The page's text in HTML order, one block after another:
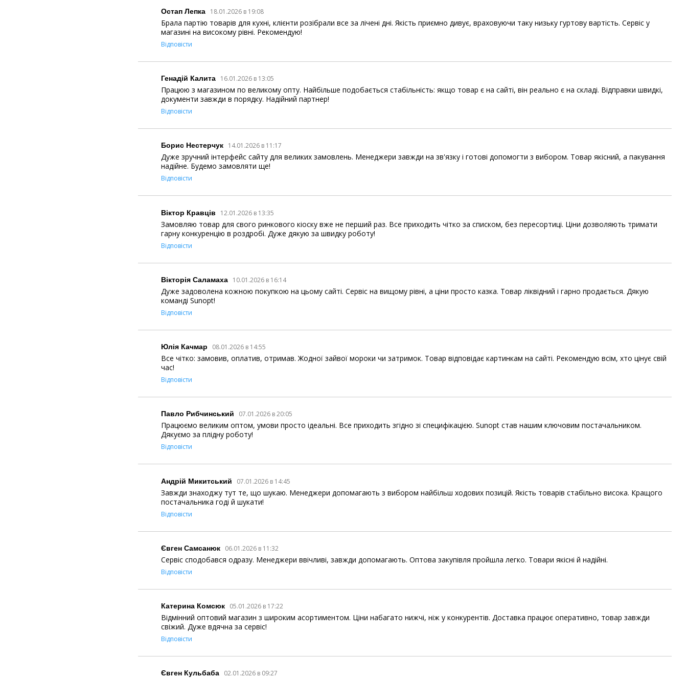
Остап Лепка 18.01.2026 в 19:08
Брала партію товарів для кухні, клієнти розібрали все за лічені дні. Якість приємно дивує, враховуючи таку низьку гуртову вартість. Сервіс у
магазині на високому рівні. Рекомендую!
Відповісти
Генадій Калита 16.01.2026 в 13:05
Працюю з магазином по великому опту. Найбільше подобається стабільність: якщо товар є на сайті, він реально є на складі. Відправки швидкі,
документи завжди в порядку. Надійний партнер!
Відповісти
Борис Нестерчук 14.01.2026 в 11:17
Дуже зручний інтерфейс сайту для великих замовлень. Менеджери завжди на зв'язку і готові допомогти з вибором. Товар якісний, а пакування
надійне. Будемо замовляти ще!
Відповісти
Віктор Кравців 12.01.2026 в 13:35
Замовляю товар для свого ринкового кіоску вже не перший раз. Все приходить чітко за списком, без пересортиці. Ціни дозволяють тримати
гарну конкуренцію в роздробі. Дуже дякую за швидку роботу!
Відповісти
Вікторія Саламаха 10.01.2026 в 16:14
Дуже задоволена кожною покупкою на цьому сайті. Сервіс на вищому рівні, а ціни просто казка. Товар ліквідний і гарно продається. Дякую
команді Sunopt!
Відповісти
Юлія Качмар 08.01.2026 в 14:55
Все чітко: замовив, оплатив, отримав. Жодної зайвої мороки чи затримок. Товар відповідає картинкам на сайті. Рекомендую всім, хто цінує свій
час!
Відповісти
Павло Рибчинський 07.01.2026 в 20:05
Працюємо великим оптом, умови просто ідеальні. Все приходить згідно зі специфікацією. Sunopt став нашим ключовим постачальником.
Дякуємо за плідну роботу!
Відповісти
Андрій Микитський 07.01.2026 в 14:45
Завжди знаходжу тут те, що шукаю. Менеджери допомагають з вибором найбільш ходових позицій. Якість товарів стабільно висока. Кращого
постачальника годі й шукати!
Відповісти
Євген Самсанюк 06.01.2026 в 11:32
Сервіс сподобався одразу. Менеджери ввічливі, завжди допомагають. Оптова закупівля пройшла легко. Товари якісні й надійні.
Відповісти
Катерина Комсюк 05.01.2026 в 17:22
Відмінний оптовий магазин з широким асортиментом. Ціни набагато нижчі, ніж у конкурентів. Доставка працює оперативно, товар завжди
свіжий. Дуже вдячна за сервіс!
Відповісти
Євген Кульбаба 02.01.2026 в 09:27